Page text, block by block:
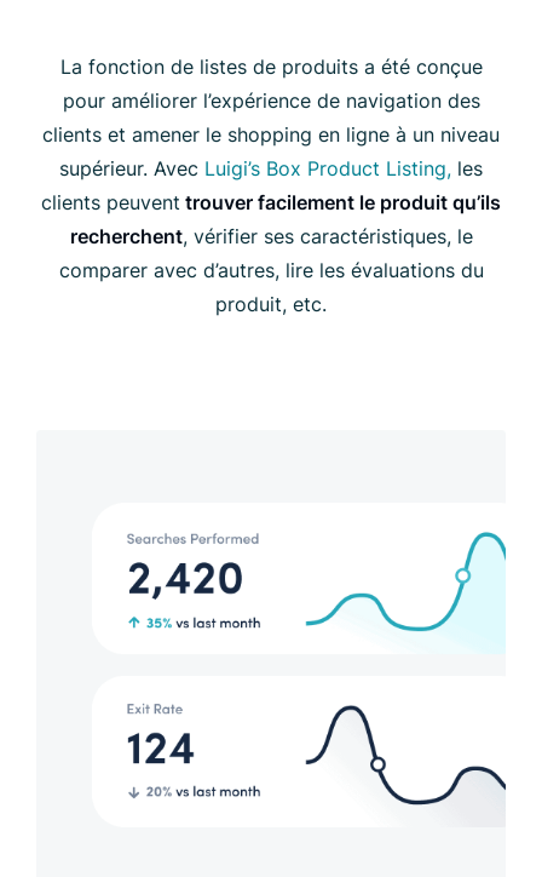
La fonction de listes de produits a été conçue
pour améliorer l’expérience de navigation des
clients et amener le shopping en ligne à un niveau
supérieur. Avec Luigi’s Box Product Listing, les
clients peuvent trouver facilement le produit qu’ils
recherchent, vérifier ses caractéristiques, le
comparer avec d’autres, lire les évaluations du
produit, etc.